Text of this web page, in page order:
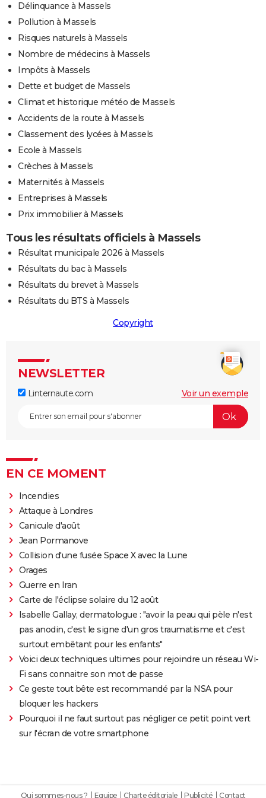
Délinquance à Massels
Pollution à Massels
Risques naturels à Massels
Nombre de médecins à Massels
Impôts à Massels
Dette et budget de Massels
Climat et historique météo de Massels
Accidents de la route à Massels
Classement des lycées à Massels
Ecole à Massels
Crèches à Massels
Maternités à Massels
Entreprises à Massels
Prix immobilier à Massels
Tous les résultats officiels à Massels
Résultat municipale 2026 à Massels
Résultats du bac à Massels
Résultats du brevet à Massels
Résultats du BTS à Massels
Copyright
NEWSLETTER
Linternaute.com Voir un exemple
EN CE MOMENT
Incendies
Attaque à Londres
Canicule d'août
Jean Pormanove
Collision d'une fusée Space X avec la Lune
Orages
Guerre en Iran
Carte de l'éclipse solaire du 12 août
Isabelle Gallay, dermatologue : "avoir la peau qui pèle n'est
pas anodin, c'est le signe d'un gros traumatisme et c'est
surtout embêtant pour les enfants"
Voici deux techniques ultimes pour rejoindre un réseau Wi-
Fi sans connaitre son mot de passe
Ce geste tout bête est recommandé par la NSA pour
bloquer les hackers
Pourquoi il ne faut surtout pas négliger ce petit point vert
sur l'écran de votre smartphone
Qui sommes-nous ? Equipe Charte éditoriale Publicité Contact